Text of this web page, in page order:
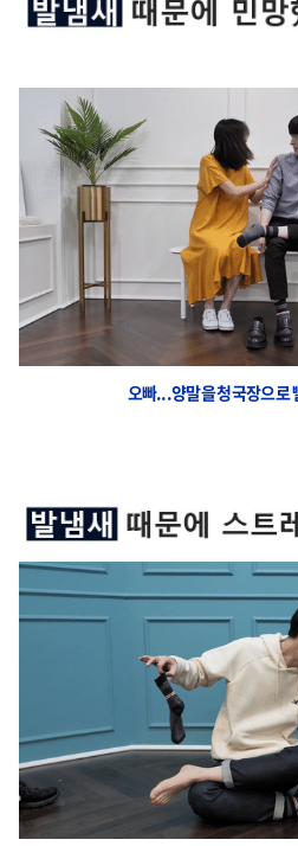
오빠...양말을 청국장으로